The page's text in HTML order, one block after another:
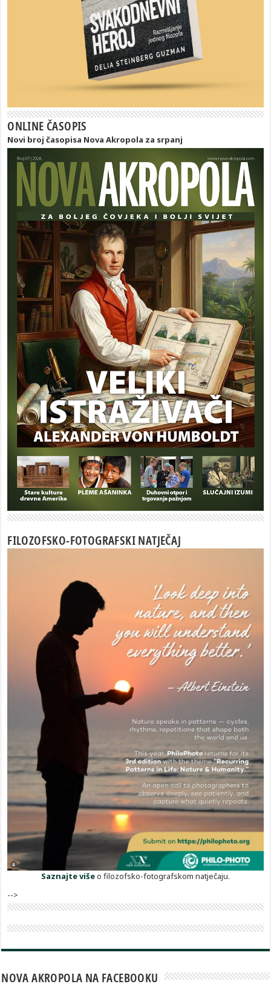
ONLINE ČASOPIS
Novi broj časopisa Nova Akropola za srpanj
FILOZOFSKO-FOTOGRAFSKI NATJEČAJ
Saznajte višeo filozofsko-fotografskom natječaju.
-->
NOVA AKROPOLA NA FACEBOOKU